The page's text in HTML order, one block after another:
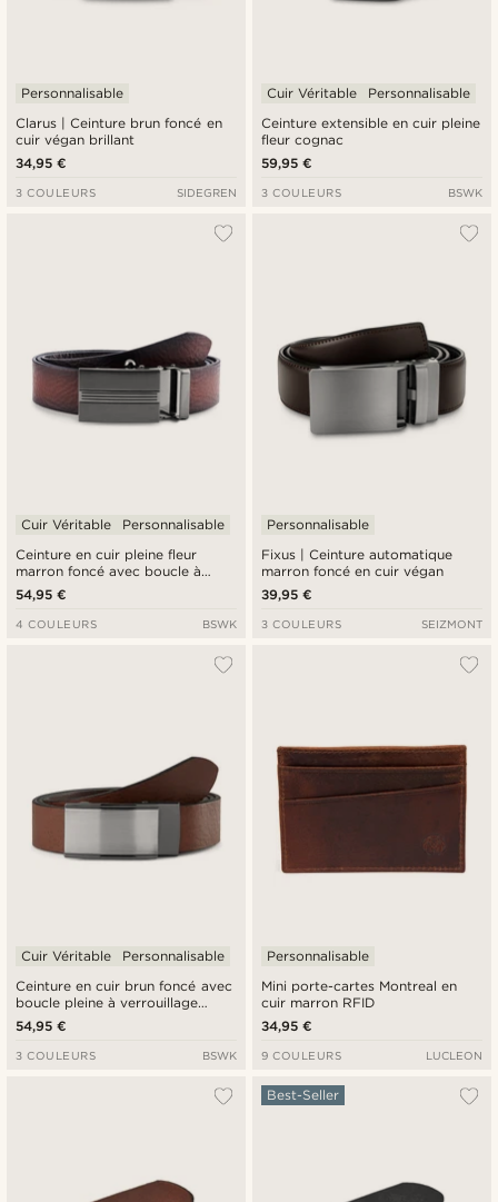
Clarus | Ceinture brun foncé en
cuir végan brillant
Personnalisable
34,95 €
3 COULEURS SIDEGREN
Ceinture extensible en cuir pleine
fleur cognac
Cuir Véritable Personnalisable
59,95 €
3 COULEURS BSWK
Ceinture en cuir pleine fleur
marron foncé avec boucle à
verrouillage automatique
Cuir Véritable Personnalisable
54,95 €
4 COULEURS BSWK
Fixus | Ceinture automatique
marron foncé en cuir végan
Personnalisable
39,95 €
3 COULEURS SEIZMONT
Ceinture en cuir brun foncé avec
boucle pleine à verrouillage
automatique
Cuir Véritable Personnalisable
54,95 €
3 COULEURS BSWK
Mini porte-cartes Montreal en
cuir marron RFID
Personnalisable
34,95 €
9 COULEURS LUCLEON
Best-Seller